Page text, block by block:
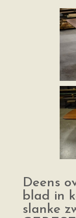
Deens
blad in
slanke